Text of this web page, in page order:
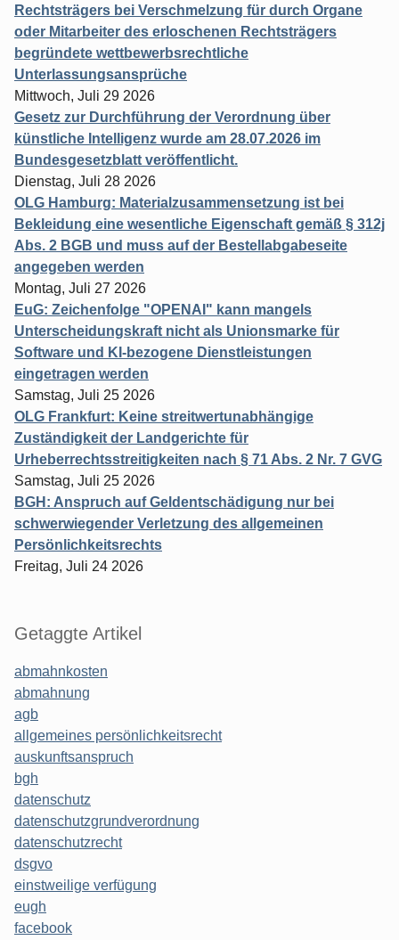
Rechtsträgers bei Verschmelzung für durch Organe
oder Mitarbeiter des erloschenen Rechtsträgers
begründete wettbewerbsrechtliche
Unterlassungsansprüche
Mittwoch, Juli 29 2026
Gesetz zur Durchführung der Verordnung über
künstliche Intelligenz wurde am 28.07.2026 im
Bundesgesetzblatt veröffentlicht.
Dienstag, Juli 28 2026
OLG Hamburg: Materialzusammensetzung ist bei
Bekleidung eine wesentliche Eigenschaft gemäß § 312j
Abs. 2 BGB und muss auf der Bestellabgabeseite
angegeben werden
Montag, Juli 27 2026
EuG: Zeichenfolge "OPENAI" kann mangels
Unterscheidungskraft nicht als Unionsmarke für
Software und KI-bezogene Dienstleistungen
eingetragen werden
Samstag, Juli 25 2026
OLG Frankfurt: Keine streitwertunabhängige
Zuständigkeit der Landgerichte für
Urheberrechtsstreitigkeiten nach § 71 Abs. 2 Nr. 7 GVG
Samstag, Juli 25 2026
BGH: Anspruch auf Geldentschädigung nur bei
schwerwiegender Verletzung des allgemeinen
Persönlichkeitsrechts
Freitag, Juli 24 2026
Getaggte Artikel
abmahnkosten
abmahnung
agb
allgemeines persönlichkeitsrecht
auskunftsanspruch
bgh
datenschutz
datenschutzgrundverordnung
datenschutzrecht
dsgvo
einstweilige verfügung
eugh
facebook